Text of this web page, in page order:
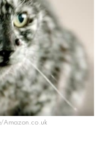
Amazon.co.uk